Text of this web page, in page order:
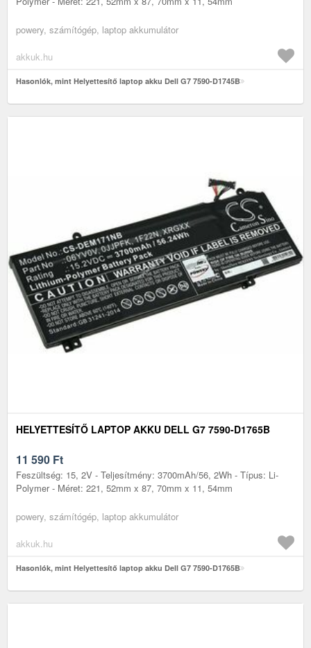
powery, számítógép, laptop akkumulátor
akkuk.hu
Hasonlók, mint Helyettesítő laptop akku Dell G7 7590-D1745B
HELYETTESÍTŐ LAPTOP AKKU DELL G7 7590-D1765B
11 590 Ft
Feszültség: 15, 2V - Teljesítmény: 3700mAh/56, 2Wh - Típus: Li-
Polymer - Méret: 221, 52mm x 87, 70mm x 11, 54mm
powery, számítógép, laptop akkumulátor
akkuk.hu
Hasonlók, mint Helyettesítő laptop akku Dell G7 7590-D1765B